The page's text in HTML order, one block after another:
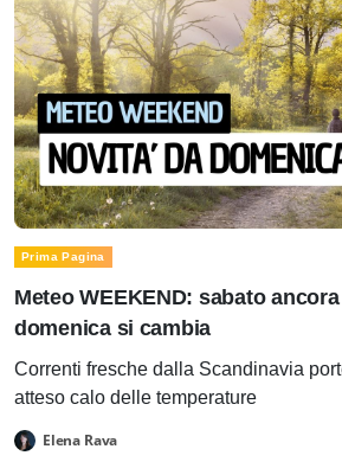
Prima Pagina
Meteo WEEKEND: sabato
domenica si cambia
Correnti fresche dalla Scandinavia
atteso calo delle temperature
Elena Rava